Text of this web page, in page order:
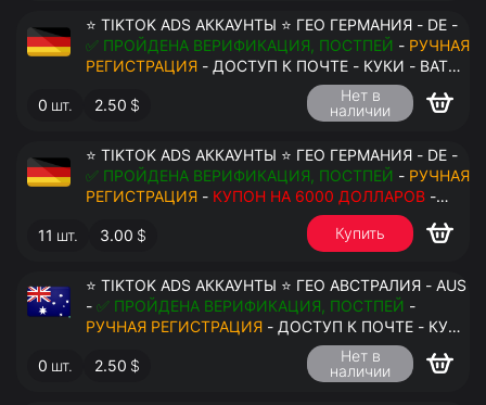
⭐ TIKTOK ADS АККАУНТЫ ⭐ ГЕО ГЕРМАНИЯ - DE -
✅ ПРОЙДЕНА ВЕРИФИКАЦИЯ, ПОСТПЕЙ - РУЧНАЯ
РЕГИСТРАЦИЯ - ДОСТУП К ПОЧТЕ - КУКИ - ВАТ
ЗАПОЛНЕН - ПЕРЕДАЧА В АНТИДЕТЕКТ
0 шт. 2.50 $
Нет в
наличии
⭐ TIKTOK ADS АККАУНТЫ ⭐ ГЕО ГЕРМАНИЯ - DE -
✅ ПРОЙДЕНА ВЕРИФИКАЦИЯ, ПОСТПЕЙ - РУЧНАЯ
РЕГИСТРАЦИЯ - КУПОН НА 6000 ДОЛЛАРОВ -
ДОСТУП К ПОЧТЕ - КУКИ - ВАТ ЗАПОЛНЕН -
ПЕРЕДАЧА В АНТИДЕТЕКТ
11 шт. 3.00 $ Купить
⭐ TIKTOK ADS АККАУНТЫ ⭐ ГЕО АВСТРАЛИЯ - AUS
- ✅ ПРОЙДЕНА ВЕРИФИКАЦИЯ, ПОСТПЕЙ -
РУЧНАЯ РЕГИСТРАЦИЯ - ДОСТУП К ПОЧТЕ - КУКИ
- ВАТ ЗАПОЛНЕН - ПЕРЕДАЧА В АНТИДЕТЕКТ
0 шт. 2.50 $
Нет в
наличии